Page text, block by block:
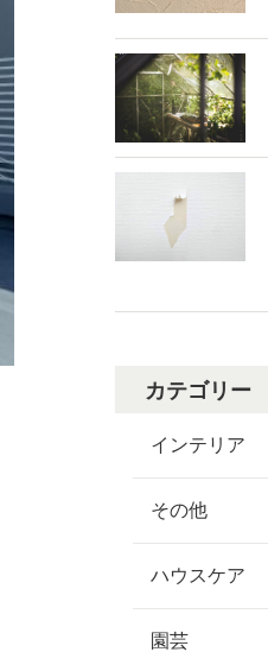
カテゴリー
インテリア
その他
ハウスケア
園芸